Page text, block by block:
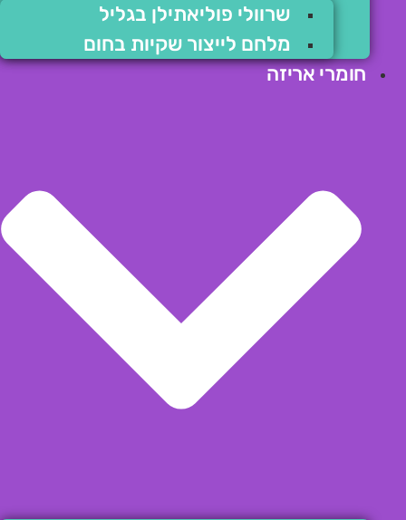
שרוולי פוליאתילן בגליל
מלחם לייצור שקיות בחום
חומרי אריזה